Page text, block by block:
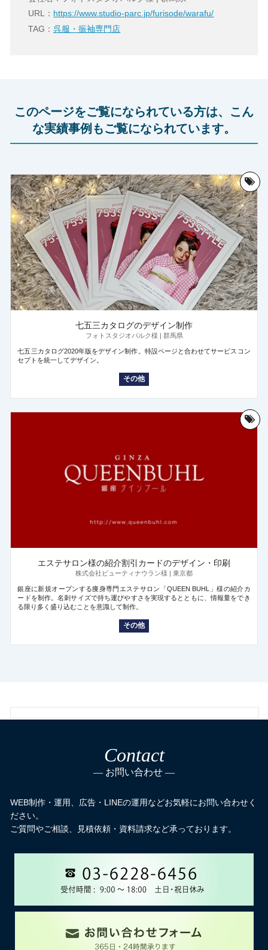
URL： https://www.studio-parc.jp/furisode/warafu/
TAG：呉服・振袖専門店
このページをご覧になられている方は、こん
な実績事例もご覧になられています。
七五三カタログのデザイン制作
フォトスタジオパルク様 | 群馬県
七五三カタログ2020年版をデザイン制作。特設ページと合わせてサービスコン
セプトを統一してデザイン。
その他
エステサロン様の紹介割引カードのデザイン・印刷
株式会社ビューティナウラン様 | 東京都
銀座に新規オープンする痩身専門エステサロン「QUEEN BUHL」様の紹介カ
ードを制作。名刺サイズで持ち運びやすさを実現するとともに、情報量をでき
る限り多く盛り込むことを意識して制作。
その他
Contact
お問い合わせ
WEB制作・運用、広告・LINEの運用などお気軽にお問い合わせく
ださい。
ご質問やご相談、見積依頼・資料請求など承っております。